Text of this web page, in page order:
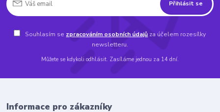
Přihlásit se
Souhlasím se zpracováním osobních údajů za účelem rozesílky
newsletteru.
Můžete se kdykoli odhlásit. Zasíláme jednou za 14 dní.
Informace pro zákazníky